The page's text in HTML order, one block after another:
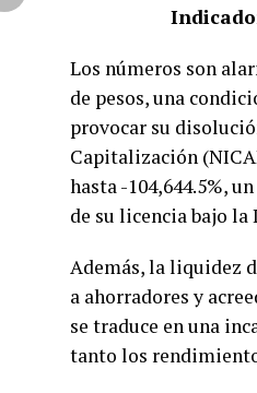
Los números son
de pesos, una
provocar su
Capitalización
hasta -104,644.5%,
de su licencia bajo
Además, la liquidez
a ahorradores y
se traduce en una
tanto los